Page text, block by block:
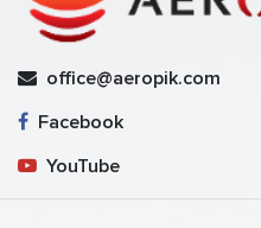
office@aeropik.com
Facebook
YouTube